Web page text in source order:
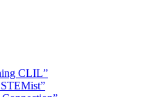
CLIL”